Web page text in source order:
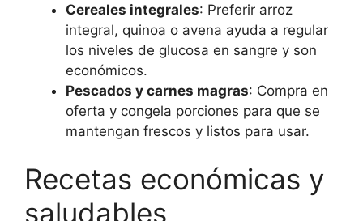
Cereales integrales: Preferir arroz
integral, quinoa o avena ayuda a regular
los niveles de glucosa en sangre y son
económicos.
Pescados y carnes magras: Compra en
oferta y congela porciones para que se
mantengan frescos y listos para usar.
Recetas económicas y
saludables